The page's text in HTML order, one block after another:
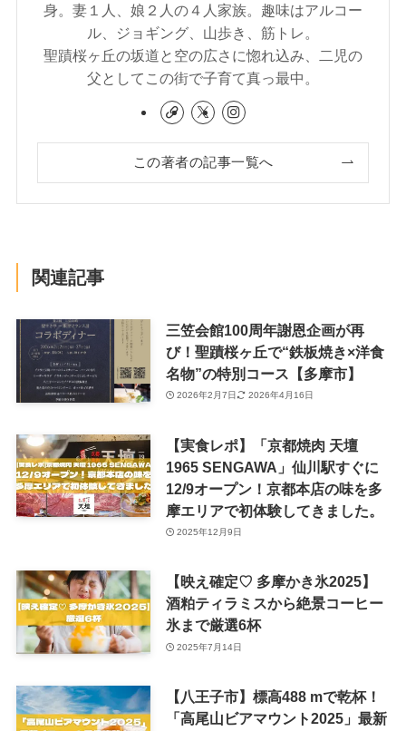
身。妻１人、娘２人の４人家族。趣味はアルコー
ル、ジョギング、山歩き、筋トレ。
聖蹟桜ヶ丘の坂道と空の広さに惚れ込み、二児の
父としてこの街で子育て真っ最中。
この著者の記事一覧へ
関連記事
三笠会館100周年謝恩企画が再
び！聖蹟桜ヶ丘で“鉄板焼き×洋食
名物”の特別コース【多摩市】
2026年2月7日 2026年4月16日
【実食レポ】「京都焼肉 天壇
1965 SENGAWA」仙川駅すぐに
12/9オープン！京都本店の味を多
摩エリアで初体験してきました。
2025年12月9日
【映え確定♡ 多摩かき氷2025】
酒粕ティラミスから絶景コーヒー
氷まで厳選6杯
2025年7月14日
【八王子市】標高488 mで乾杯！
「高尾山ビアマウント2025」最新